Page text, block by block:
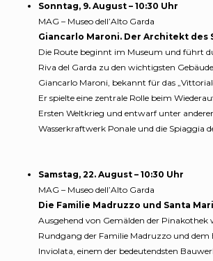
Sonntag, 9. August – 10:30 Uhr
MAG – Museo dell’Alto Garda
Giancarlo Maroni. Der Architekt des
Die Route beginnt im Museum und führt
Riva del Garda zu den wichtigsten
Giancarlo Maroni, bekannt für das
Er spielte eine zentrale Rolle beim
Ersten Weltkrieg und entwarf unter
Wasserkraftwerk Ponale und die Spiaggia
Samstag, 22. August – 10:30 Uhr
MAG – Museo dell’Alto Garda
Die Familie Madruzzo und Santa
Ausgehend von Gemälden der Pinakothek
Rundgang der Familie Madruzzo und dem
Inviolata, einem der bedeutendsten